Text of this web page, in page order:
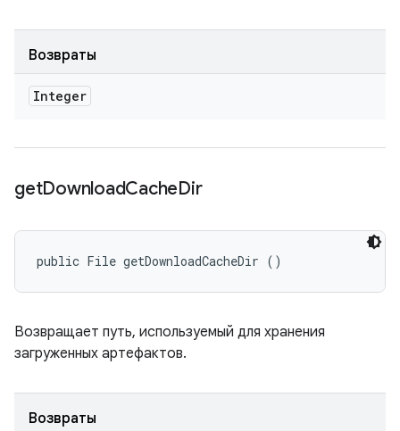
Возвраты
Integer
getDownloadCacheDir
public File getDownloadCacheDir ()
Возвращает путь, используемый для хранения
загруженных артефактов.
Возвраты